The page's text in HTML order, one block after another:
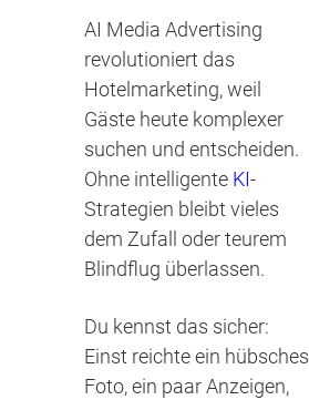
AI Media Advertising
revolutioniert das
Hotelmarketing, weil
Gäste heute komplexer
suchen und entscheiden.
Ohne intelligente KI-
Strategien bleibt vieles
dem Zufall oder teurem
Blindflug überlassen.
Du kennst das sicher:
Einst reichte ein hübsches
Foto, ein paar Anzeigen,